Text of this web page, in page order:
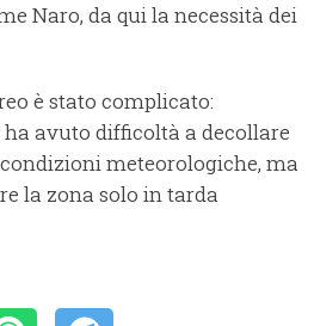
Naro, da qui la necessità dei
è stato complicato:
avuto difficoltà a decollare
meteorologiche, ma
la zona solo in tarda